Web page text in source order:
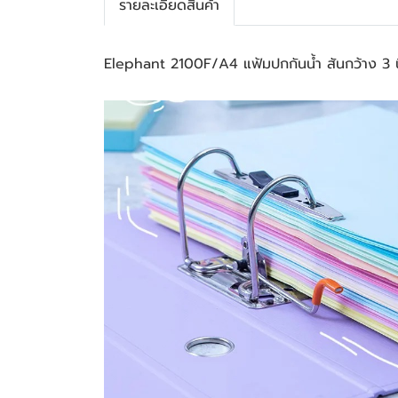
รายละเอียดสินค้า
Elephant 2100F/A4 แฟ้มปกกันน้ำ สันกว้าง 3